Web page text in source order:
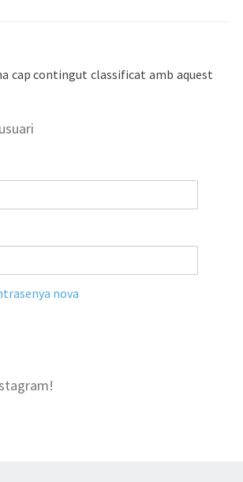
cap contingut classificat amb aquest
nova